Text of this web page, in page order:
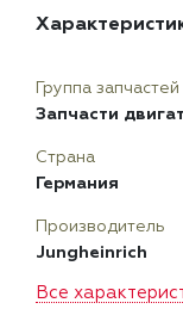
Все
Группа запчастей
Запчасти
Страна
Германия
Производитель
Jungheinrich